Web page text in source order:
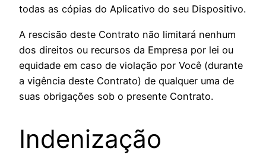
todas as cópias do Aplicativo do seu Dispositivo.
A rescisão deste Contrato não limitará nenhum
dos direitos ou recursos da Empresa por lei ou
equidade em caso de violação por Você (durante
a vigência deste Contrato) de qualquer uma de
suas obrigações sob o presente Contrato.
Indenização